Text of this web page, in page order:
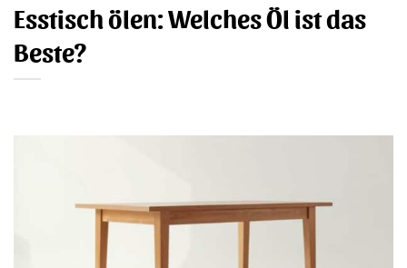
Esstisch ölen: Welches Öl ist das
Beste?